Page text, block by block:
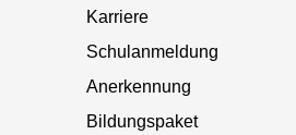
Karriere
Schulanmeldung
Anerkennung
Bildungspaket